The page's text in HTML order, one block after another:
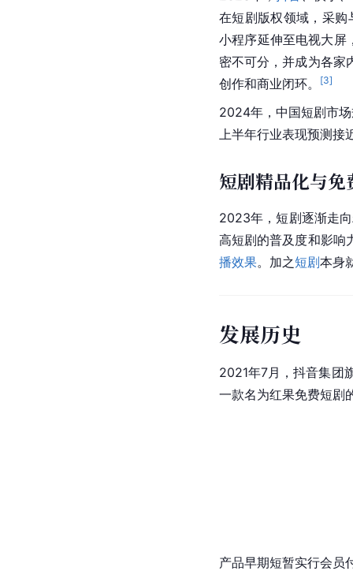
在短剧版权领域，采
小程序延伸至电视大屏
密不可分，并成为各家
创作和商业闭环。
[3]
2024年，中国短剧市
上半年行业表现预测
短剧精品化与免
2023年，短剧逐渐走
高短剧的普及度和影响
播效果。加之短剧本身
发展历史
2021年7月，抖音集团
一款名为红果免费短剧
产品早期短暂实行会员